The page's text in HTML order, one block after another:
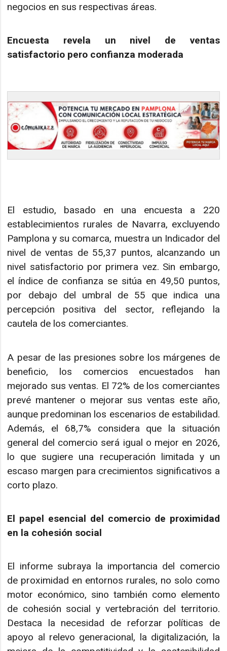
negocios en sus respectivas áreas.
Encuesta revela un nivel de ventas
satisfactorio pero confianza moderada
El estudio, basado en una encuesta a 220
establecimientos rurales de Navarra, excluyendo
Pamplona y su comarca, muestra un Indicador del
nivel de ventas de 55,37 puntos, alcanzando un
nivel satisfactorio por primera vez. Sin embargo,
el índice de confianza se sitúa en 49,50 puntos,
por debajo del umbral de 55 que indica una
percepción positiva del sector, reflejando la
cautela de los comerciantes.
A pesar de las presiones sobre los márgenes de
beneficio, los comercios encuestados han
mejorado sus ventas. El 72% de los comerciantes
prevé mantener o mejorar sus ventas este año,
aunque predominan los escenarios de estabilidad.
Además, el 68,7% considera que la situación
general del comercio será igual o mejor en 2026,
lo que sugiere una recuperación limitada y un
escaso margen para crecimientos significativos a
corto plazo.
El papel esencial del comercio de proximidad
en la cohesión social
El informe subraya la importancia del comercio
de proximidad en entornos rurales, no solo como
motor económico, sino también como elemento
de cohesión social y vertebración del territorio.
Destaca la necesidad de reforzar políticas de
apoyo al relevo generacional, la digitalización, la